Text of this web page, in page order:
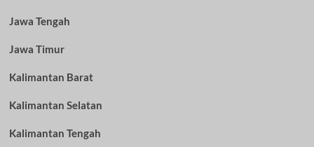
Jawa Tengah
Jawa Timur
Kalimantan Barat
Kalimantan Selatan
Kalimantan Tengah